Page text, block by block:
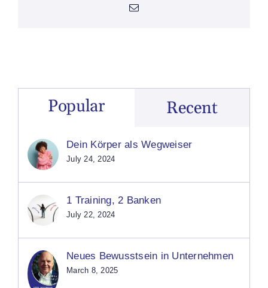
Email
Popular Recent
Dein Körper als Wegweiser
July 24, 2024
1 Training, 2 Banken
July 22, 2024
Neues Bewusstsein in Unternehmen
March 8, 2025